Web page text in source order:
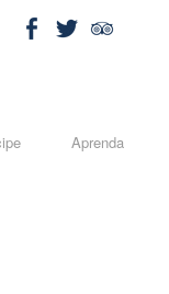
Aprenda